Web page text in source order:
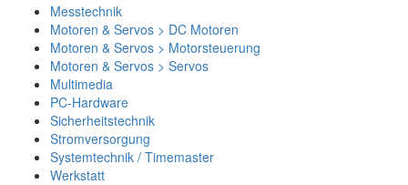
Messtechnik
Motoren & Servos > DC Motoren
Motoren & Servos > Motorsteuerung
Motoren & Servos > Servos
Multimedia
PC-Hardware
Sicherheitstechnik
Stromversorgung
Systemtechnik / Timemaster
Werkstatt